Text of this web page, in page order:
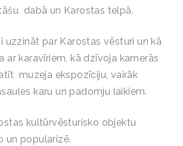
dabā un Karostas telpā.
uzzināt par Karostas vēsturi un kā
ar karavīriem, kā dzīvoja kamerās
muzeja ekspozīciju, vairāk
karu un padomju laikiem.
kultūrvēsturisko objektu
un popularizē.